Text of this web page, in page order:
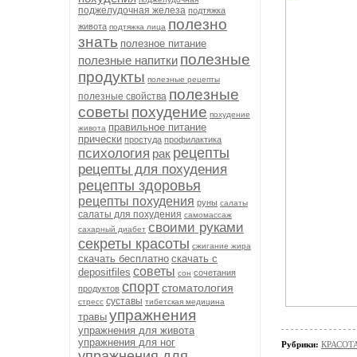
поджелудочная железа подтяжка
живота подтяжка лица полезно
знать полезное питание
полезные напитки полезные
продукты полезные рецепты
полезные свойства полезные
советы похудение похудение
живота правильное питание
прически простуда профилактика
психология рак рецепты
рецепты для похудения
рецепты здоровья
рецепты похудения руны салаты
салаты для похудения самомассаж
сахарный диабет своими руками
секреты красоты сжигание жира
скачать бесплатно скачать с
depositfiles советы сон сочетания
продуктов спортстоматология
стресс суставы тибетская медицина
травы упражнения
упражнения для живота
упражнения для ног
Рубрики: